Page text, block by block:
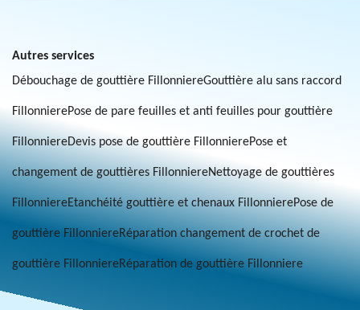
Autres services
Débouchage de gouttière FillonniereGouttière alu sans raccord
FillonnierePose de pare feuilles et anti feuilles pour gouttière
FillonniereDevis pose de gouttière FillonnierePose et
changement de gouttières FillonniereNettoyage de gouttières
FillonniereEtanchéité gouttière et chenaux FillonnierePose de
gouttière FillonniereRéparation changement de crochet de
gouttière FillonniereRéparation de gouttière Fillonniere